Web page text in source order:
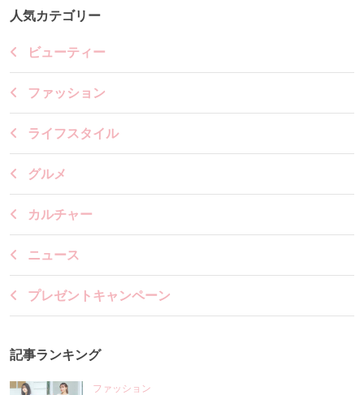
人気カテゴリー
ビューティー
ファッション
ライフスタイル
グルメ
カルチャー
ニュース
プレゼントキャンペーン
記事ランキング
ファッション